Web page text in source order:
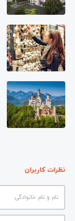
نظرات کاربران